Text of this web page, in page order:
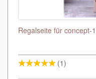
Regalseite für concept-
(1)